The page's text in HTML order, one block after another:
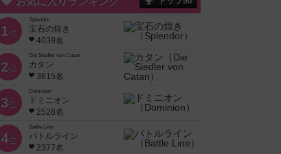
1位
Splendor
宝石の煌き
4039名
2位
Die Siedler von Catan
カタン
3615名
3位
Dominion
ドミニオン
2528名
4位
Battle Line
バトルライン
2377名